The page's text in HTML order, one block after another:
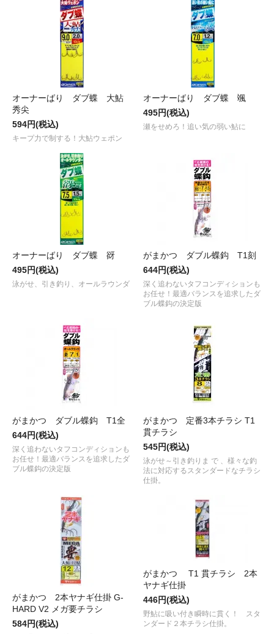
オーナーばり ダブ蝶 大鮎
秀尖
594円(税込)
キープ力で制する！大鮎ウェポン
オーナーばり ダブ蝶 颯
495円(税込)
瀬をせめろ！追い気の弱い鮎に
オーナーばり ダブ蝶 谺
495円(税込)
泳がせ、引き釣り、オールラウンダ
がまかつ ダブル蝶鈎 T1刻
644円(税込)
深く追わないタフコンディションも
お任せ！最適バランスを追求したダ
ブル蝶鈎の決定版
がまかつ ダブル蝶鈎 T1全
644円(税込)
深く追わないタフコンディションも
お任せ！最適バランスを追求したダ
ブル蝶鈎の決定版
がまかつ 定番3本チラシ T1
貫チラシ
545円(税込)
泳がせ～引き釣りま で 、様々な釣
法に対応するスタンダードなチラシ
仕掛。
がまかつ 2本ヤナギ仕掛 G-
HARD V2 メガ要チラシ
584円(税込)
がまかつ T1 貫チラシ 2本
ヤナギ仕掛
446円(税込)
野鮎に吸い付き瞬時に貫く！ スタ
ンダード２本チラシ仕掛。